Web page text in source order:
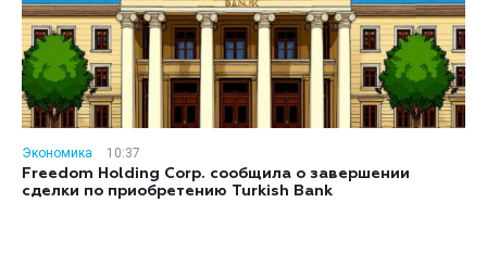
Экономика
10:37
Freedom Holding Corp. сообщила о завершении
сделки по приобретению Turkish Bank